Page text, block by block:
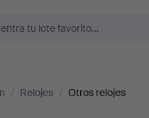
/ Relojes / Otros relojes